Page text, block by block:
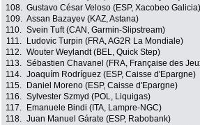
108. Gustavo César Veloso (ESP, Xacobeo Galicia)
109. Assan Bazayev (KAZ, Astana)
110. Svein Tuft (CAN, Garmin-Slipstream)
111.
Ludovic Turpin (FRA, AG2R La Mondiale)
112. Wouter Weylandt (BEL, Quick Step)
113. Sébastien Chavanel (FRA, Française des
114. Joaquím Rodríguez (ESP, Caisse d'Epargne)
115.
Daniel Moreno (ESP, Caisse d'Epargne)
116. Sylvester Szmyd (POL, Liquigas)
117.
Emanuele Bindi (ITA, Lampre-NGC)
118. Juan Manuel Gárate (ESP, Rabobank)